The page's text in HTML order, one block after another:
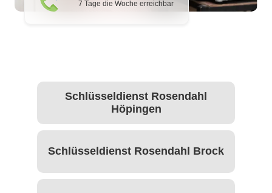
7 Tage die Woche erreichbar
Schlüsseldienst Rosendahl
Höpingen
Schlüsseldienst Rosendahl Brock